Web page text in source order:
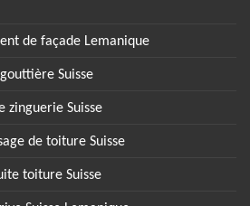
de façade Lemanique
Suisse
zinguerie Suisse
de toiture Suisse
toiture Suisse